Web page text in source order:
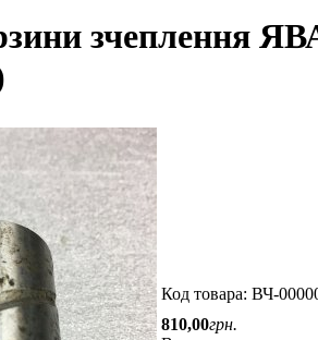
зчеплення
Код товара: ВЧ-
810,00грн.